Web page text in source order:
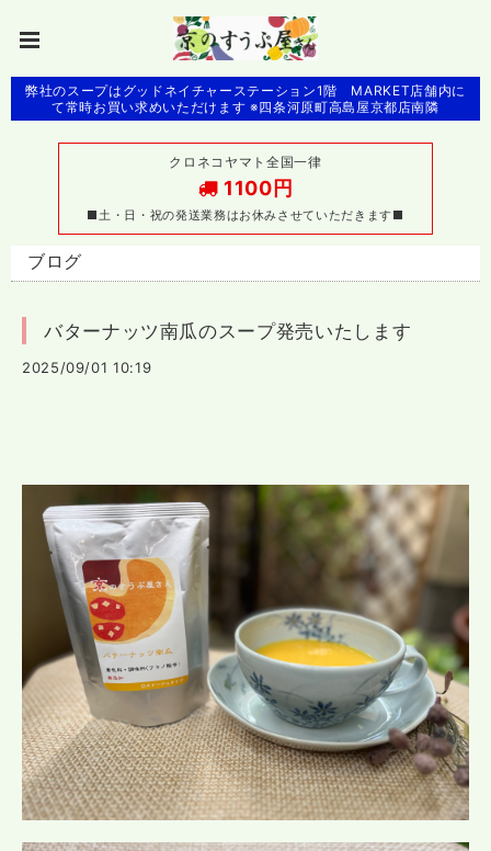
弊社のスープはグッドネイチャーステーション1階 MARKET店舗内に
て常時お買い求めいただけます ※四条河原町高島屋京都店南隣
クロネコヤマト全国一律
1100円
■土・日・祝の発送業務はお休みさせていただきます■
ブログ
バターナッツ南瓜のスープ発売いたします
2025/09/01 10:19